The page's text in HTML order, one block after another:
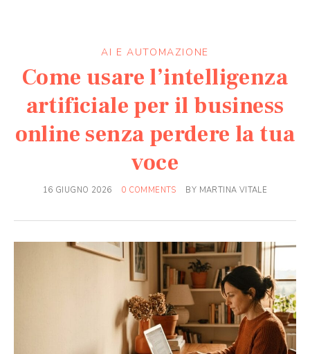
AI E AUTOMAZIONE
Come usare l’intelligenza
artificiale per il business
online senza perdere la tua
voce
16 GIUGNO 2026 0 COMMENTS BY MARTINA VITALE